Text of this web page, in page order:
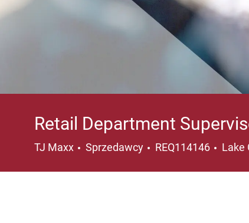
Retail Department
TJ Maxx Kategoria
Sprzedawcy REQ114146 Lake